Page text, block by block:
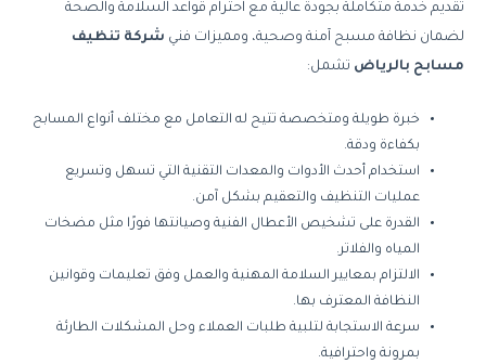
تقديم خدمة متكاملة بجودة عالية مع احترام قواعد السلامة والصحة
لضمان نظافة مسبح آمنة وصحية، ومميزات فني شركة تنظيف
مسابح بالرياض تشمل:
خبرة طويلة ومتخصصة تتيح له التعامل مع مختلف أنواع المسابح
بكفاءة ودقة.
استخدام أحدث الأدوات والمعدات التقنية التي تسهل وتسريع
عمليات التنظيف والتعقيم بشكل آمن.
القدرة على تشخيص الأعطال الفنية وصيانتها فورًا مثل مضخات
المياه والفلاتر.
الالتزام بمعايير السلامة المهنية والعمل وفق تعليمات وقوانين
النظافة المعترف بها.
سرعة الاستجابة لتلبية طلبات العملاء وحل المشكلات الطارئة
بمرونة واحترافية.